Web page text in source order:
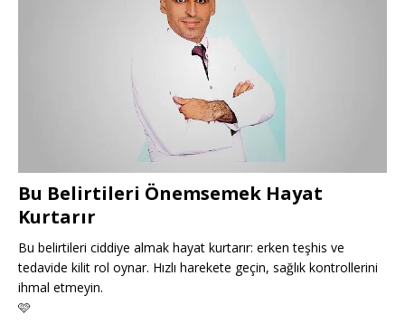
Bu Belirtileri Önemsemek Hayat
Kurtarır
Bu belirtileri ciddiye almak hayat kurtarır: erken teşhis ve
tedavide kilit rol oynar. Hızlı harekete geçin, sağlık kontrollerini
ihmal etmeyin.
🩷